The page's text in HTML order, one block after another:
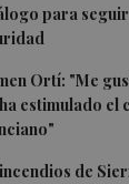
para
Ortí: "Me
estimulado el
de